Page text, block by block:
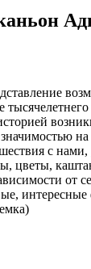
с
цветы,
от
интересные